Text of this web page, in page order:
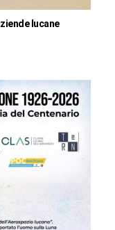
lucane